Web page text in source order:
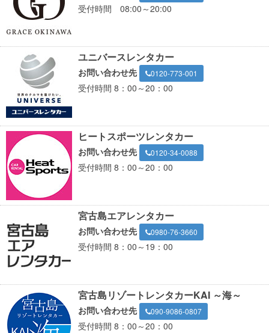
受付時間 08:00～20:00
ユニバースレンタカー
お問い合わせ先 0120-773-001
受付時間 8：00～20：00
ヒートスポーツレンタカー
お問い合わせ先 0120-34-0088
受付時間 8：00～20：00
宮古島エアレンタカー
お問い合わせ先 0980-76-3660
受付時間 8：00～19：00
宮古島リゾートレンタカーKAI ～海～
お問い合わせ先 090-9086-0807
受付時間 8：00～20：00